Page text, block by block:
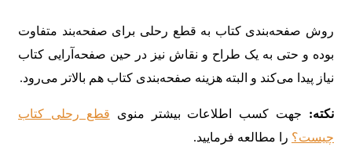
روش صفحه‌بندی کتاب به قطع رحلی برای صفحه‌بند متفاوت
بوده و حتی به یک طراح و نقاش نیز در حین صفحه‌آرایی کتاب
نیاز پیدا می‌کند و البته هزینه صفحه‌بندی کتاب هم بالاتر می‌رود.
نکته: جهت کسب اطلاعات بیشتر منوی قطع رحلی کتاب
چیست؟ را مطالعه فرمایید.